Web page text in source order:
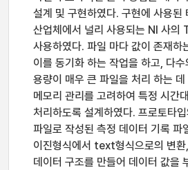
설계 및 구현하였다. 구현에 사용된
산업체에서 널리 사용되는 NI 사의
사용하였다. 파일 마다 값이 존재하
이를 동기화 하는 작업을 하고, 다
용량이 매우 큰 파일을 처리 하는 데
메모리 관리를 고려하여 특정 시간
처리하도록 설계하였다. 프로토타
파일로 작성된 측정 데이터 기록 파
이진형식에서 text형식으로의 변환
데이터 구조를 만들어 데이터 값을